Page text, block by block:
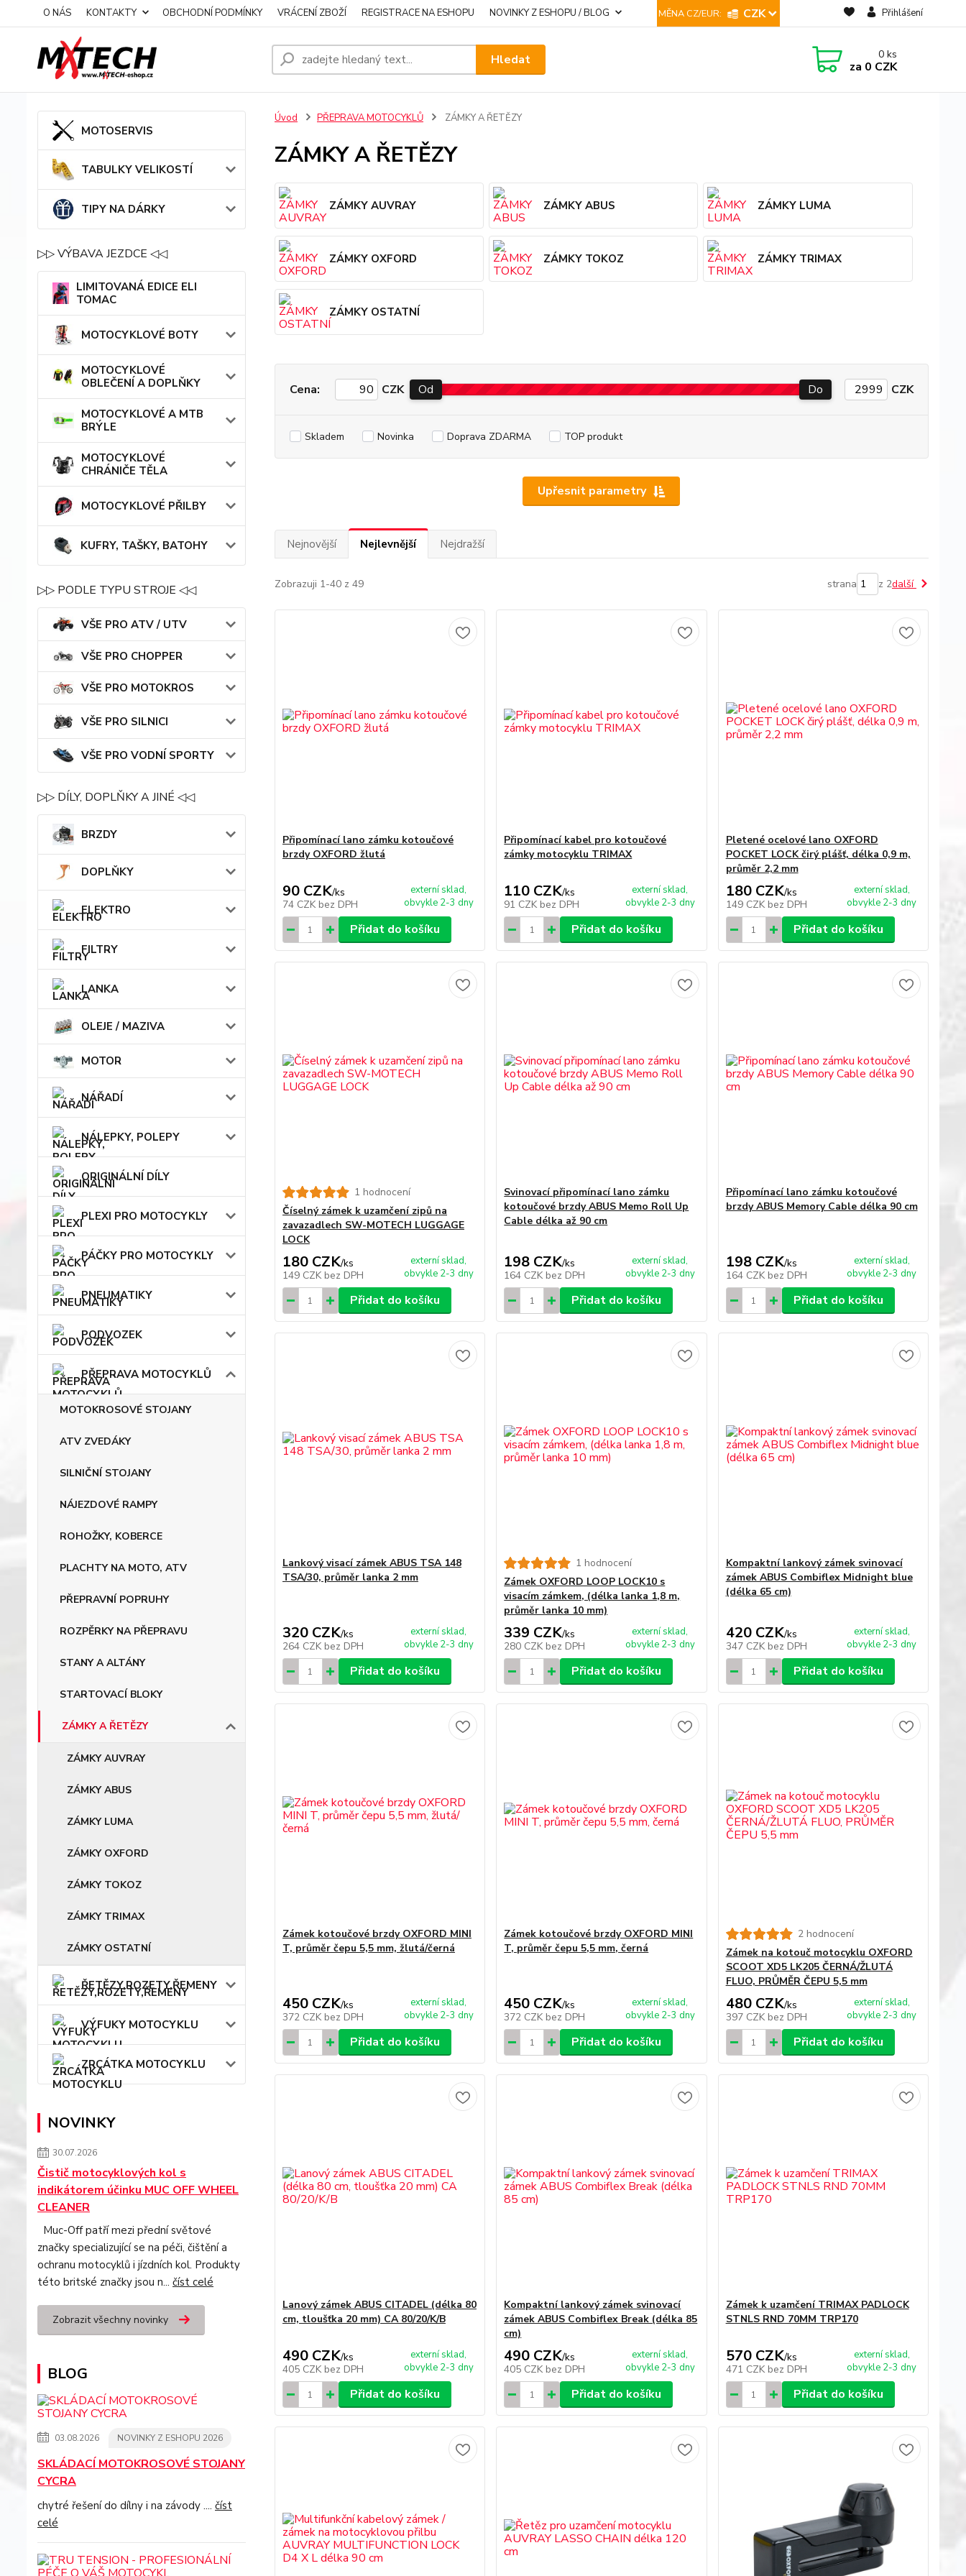
O NÁS KONTAKTY OBCHODNÍ PODMÍNKY VRÁCENÍ ZBOŽÍ REGISTRACE NA ESHOPU NOVINKY Z ESHOPU / BLOG CZK Přihlášení
Hledat 0 ks
za 0 CZK
MOTOSERVIS
TABULKY VELIKOSTÍ
TIPY NA DÁRKY
▷▷ VÝBAVA JEZDCE ◁◁
LIMITOVANÁ EDICE ELI
TOMAC
MOTOCYKLOVÉ BOTY
MOTOCYKLOVÉ
OBLEČENÍ A DOPLŇKY
MOTOCYKLOVÉ A MTB
BRÝLE
MOTOCYKLOVÉ
CHRÁNIČE TĚLA
MOTOCYKLOVÉ PŘILBY
KUFRY, TAŠKY, BATOHY
▷▷ PODLE TYPU STROJE ◁◁
VŠE PRO ATV / UTV
VŠE PRO CHOPPER
VŠE PRO MOTOKROS
VŠE PRO SILNICI
VŠE PRO VODNÍ SPORTY
▷▷ DÍLY, DOPLŇKY A JINÉ ◁◁
BRZDY
DOPLŇKY
ELEKTRO
FILTRY
LANKA
OLEJE / MAZIVA
MOTOR
NÁŘADÍ
NÁLEPKY, POLEPY
ORIGINÁLNÍ DÍLY
PLEXI PRO MOTOCYKLY
PÁČKY PRO MOTOCYKLY
PNEUMATIKY
PODVOZEK
PŘEPRAVA MOTOCYKLŮ
MOTOKROSOVÉ STOJANY
ATV ZVEDÁKY
SILNIČNÍ STOJANY
NÁJEZDOVÉ RAMPY
ROHOŽKY, KOBERCE
PLACHTY NA MOTO, ATV
PŘEPRAVNÍ POPRUHY
ROZPĚRKY NA PŘEPRAVU
STANY A ALTÁNY
STARTOVACÍ BLOKY
ZÁMKY A ŘETĚZY
ZÁMKY AUVRAY
ZÁMKY ABUS
ZÁMKY LUMA
ZÁMKY OXFORD
ZÁMKY TOKOZ
ZÁMKY TRIMAX
ZÁMKY OSTATNÍ
ŘETĚZY,ROZETY,ŘEMENY
VÝFUKY MOTOCYKLU
ZRCÁTKA MOTOCYKLU
NOVINKY
30.07.2026
Čistič motocyklových kol s
indikátorem účinku MUC OFF WHEEL
CLEANER
Muc-Off patří mezi přední světové
značky specializující se na péči, čištění a
ochranu motocyklů i jízdních kol. Produkty
této britské značky jsou n... číst celé
Zobrazit všechny novinky
BLOG
03.08.2026 NOVINKY Z ESHOPU 2026
SKLÁDACÍ MOTOKROSOVÉ STOJANY
CYCRA
chytré řešení do dílny i na závody .... číst
celé
Úvod PŘEPRAVA MOTOCYKLŮ ZÁMKY A ŘETĚZY
ZÁMKY A ŘETĚZY
ZÁMKY AUVRAY ZÁMKY ABUS ZÁMKY LUMA
ZÁMKY OXFORD ZÁMKY TOKOZ ZÁMKY TRIMAX
ZÁMKY OSTATNÍ
Upřesnit parametry
Cena: CZK Od Do CZK
Skladem Novinka Doprava ZDARMA TOP produkt
Nejnovější Nejlevnější Nejdražší
Zobrazuji 1-40 z 49 strana z 2další
Připomínací lano zámku kotoučové
brzdy OXFORD žlutá
90 CZK/ks
74 CZK bez DPH
externí sklad,
obvykle 2-3 dny
Přidat do košíku
Připomínací kabel pro kotoučové
zámky motocyklu TRIMAX
110 CZK/ks
91 CZK bez DPH
externí sklad,
obvykle 2-3 dny
Přidat do košíku
Pletené ocelové lano OXFORD
POCKET LOCK čirý plášť, délka 0,9 m,
průměr 2,2 mm
180 CZK/ks
149 CZK bez DPH
externí sklad,
obvykle 2-3 dny
Přidat do košíku
1 hodnocení
Číselný zámek k uzamčení zipů na
zavazadlech SW-MOTECH LUGGAGE
LOCK
180 CZK/ks
149 CZK bez DPH
externí sklad,
obvykle 2-3 dny
Přidat do košíku
Svinovací připomínací lano zámku
kotoučové brzdy ABUS Memo Roll Up
Cable délka až 90 cm
198 CZK/ks
164 CZK bez DPH
externí sklad,
obvykle 2-3 dny
Přidat do košíku
Připomínací lano zámku kotoučové
brzdy ABUS Memory Cable délka 90 cm
198 CZK/ks
164 CZK bez DPH
externí sklad,
obvykle 2-3 dny
Přidat do košíku
Lankový visací zámek ABUS TSA 148
TSA/30, průměr lanka 2 mm
320 CZK/ks
264 CZK bez DPH
externí sklad,
obvykle 2-3 dny
Přidat do košíku
1 hodnocení
Zámek OXFORD LOOP LOCK10 s
visacím zámkem, (délka lanka 1,8 m,
průměr lanka 10 mm)
339 CZK/ks
280 CZK bez DPH
externí sklad,
obvykle 2-3 dny
Přidat do košíku
Kompaktní lankový zámek svinovací
zámek ABUS Combiflex Midnight blue
(délka 65 cm)
420 CZK/ks
347 CZK bez DPH
externí sklad,
obvykle 2-3 dny
Přidat do košíku
Zámek kotoučové brzdy OXFORD MINI
T, průměr čepu 5,5 mm, žlutá/černá
450 CZK/ks
372 CZK bez DPH
externí sklad,
obvykle 2-3 dny
Přidat do košíku
Zámek kotoučové brzdy OXFORD MINI
T, průměr čepu 5,5 mm, černá
450 CZK/ks
372 CZK bez DPH
externí sklad,
obvykle 2-3 dny
Přidat do košíku
2 hodnocení
Zámek na kotouč motocyklu OXFORD
SCOOT XD5 LK205 ČERNÁ/ŽLUTÁ
FLUO, PRŮMĚR ČEPU 5,5 mm
480 CZK/ks
397 CZK bez DPH
externí sklad,
obvykle 2-3 dny
Přidat do košíku
Lanový zámek ABUS CITADEL (délka 80
cm, tloušťka 20 mm) CA 80/20/K/B
490 CZK/ks
405 CZK bez DPH
externí sklad,
obvykle 2-3 dny
Přidat do košíku
Kompaktní lankový zámek svinovací
zámek ABUS Combiflex Break (délka 85
cm)
490 CZK/ks
405 CZK bez DPH
externí sklad,
obvykle 2-3 dny
Přidat do košíku
Zámek k uzamčení TRIMAX PADLOCK
STNLS RND 70MM TRP170
570 CZK/ks
471 CZK bez DPH
externí sklad,
obvykle 2-3 dny
Přidat do košíku